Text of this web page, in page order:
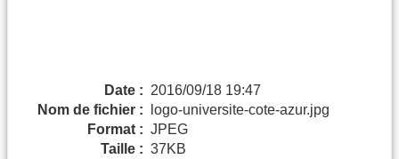
Date : 2016/09/18 19:47
Nom de fichier :
logo-universite-cote-azur.jpg
Format : JPEG
Taille : 37KB